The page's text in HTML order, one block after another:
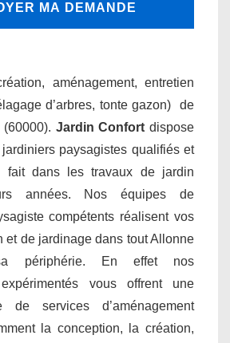
aménagement, entretien
d’arbres, tonte gazon) de
Jardin Confort dispose
paysagistes qualifiés et
fait dans les travaux de jardin
années. Nos équipes de
compétents réalisent vos
et de jardinage dans tout Allonne
périphérie. En effet nos
vous offrent une
de services d’aménagement
la conception, la création,